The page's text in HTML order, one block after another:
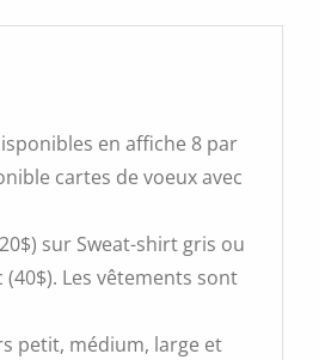
en affiche 8 par
cartes de voeux avec
sur Sweat-shirt gris ou
Les vêtements sont
petit, médium, large et